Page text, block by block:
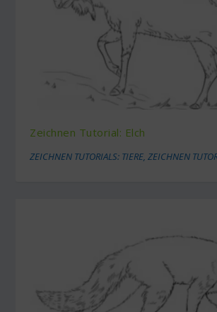
Zeichnen Tutorial: Elch
ZEICHNEN TUTORIALS: TIERE,ZEICHNEN